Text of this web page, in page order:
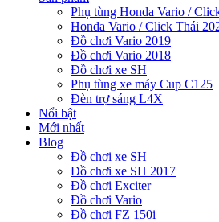
Phụ tùng Honda Vario /
Honda Vario / Click Thái
Đồ chơi Vario 2019
Đồ chơi Vario 2018
Đồ chơi xe SH
Phụ tùng xe máy Cup C125
Đèn trợ sáng L4X
Nổi bật
Mới nhất
Blog
Đồ chơi xe SH
Đồ chơi xe SH 2017
Đồ chơi Exciter
Đồ chơi Vario
Đồ chơi FZ 150i